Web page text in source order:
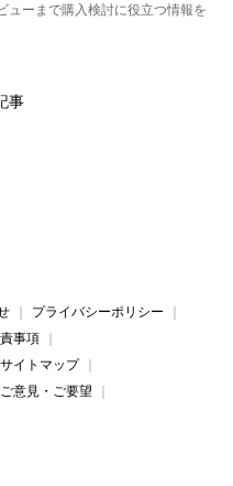
ューまで購入検討に役立つ情報を
事
プライバシーポリシー
事項
サイトマップ
ご意見・ご要望